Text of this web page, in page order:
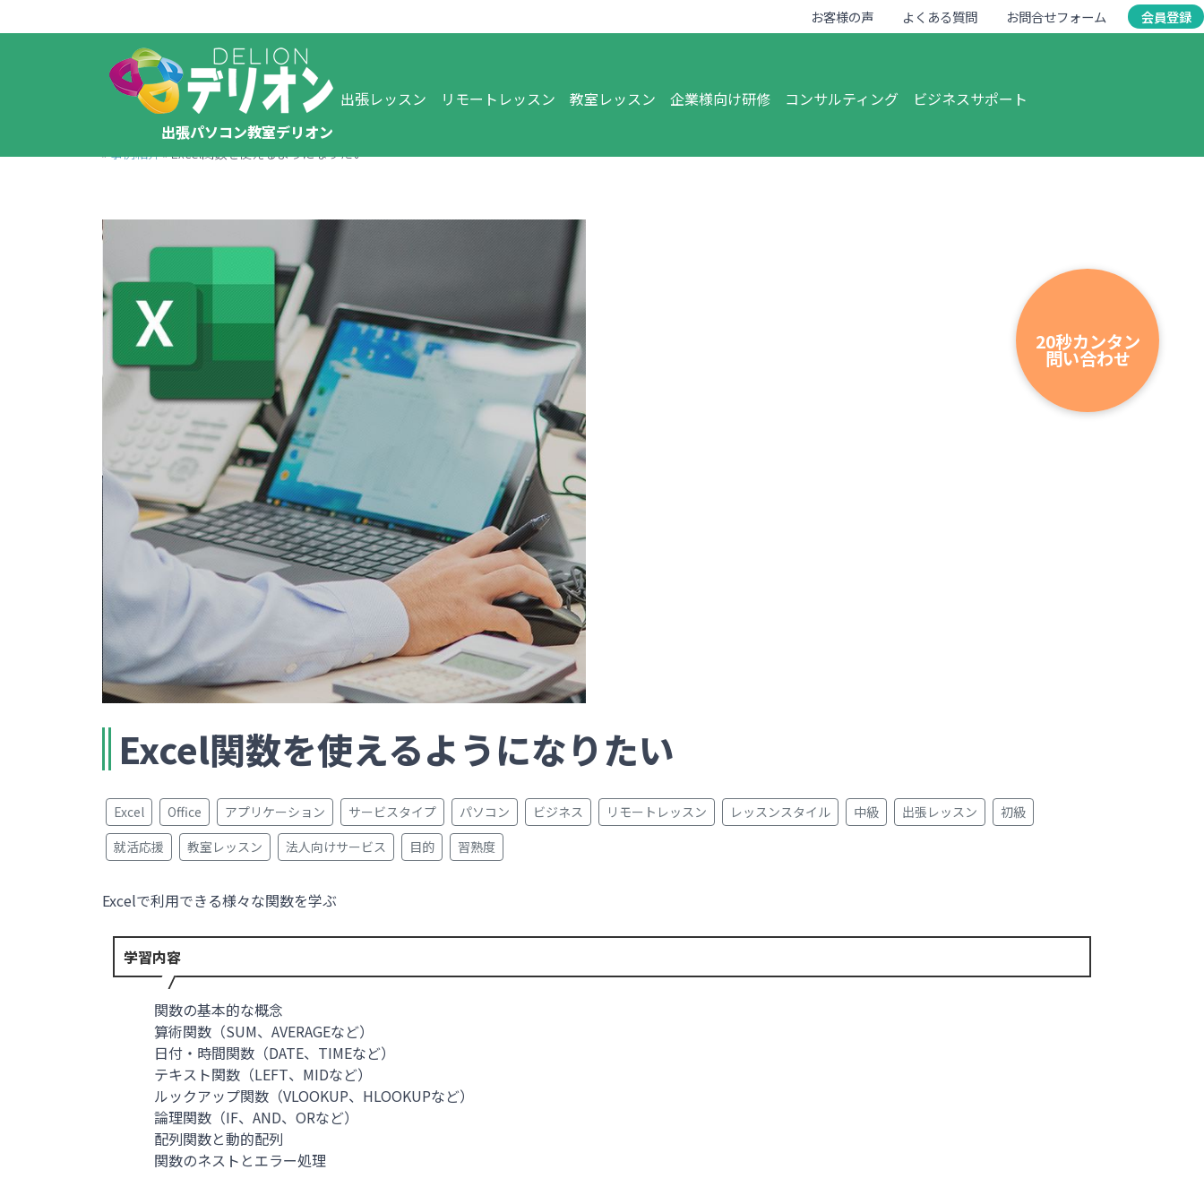
お客様の声 よくある質問 お問合せフォーム 会員登録
出張パソコン教室デリオン
出張レッスン リモートレッスン 教室レッスン 企業様向け研修 コンサルティング ビジネスサポート
»事例紹介»Excel関数を使えるようになりたい
Excel関数を使えるようになりたい
Excel Office アプリケーション サービスタイプ パソコン ビジネス リモートレッスン レッスンスタイル 中級 出張レッスン
初級
就活応援
教室レッスン 法人向けサービス 目的 習熟度
Excelで利用できる様々な関数を学ぶ
学習内容
関数の基本的な概念
算術関数（SUM、AVERAGEなど）
日付・時間関数（DATE、TIMEなど）
テキスト関数（LEFT、MIDなど）
ルックアップ関数（VLOOKUP、HLOOKUPなど）
論理関数（IF、AND、ORなど）
配列関数と動的配列
関数のネストとエラー処理
20秒カンタン
問い合わせ